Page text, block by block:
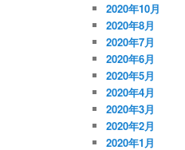
2020年10月
2020年8月
2020年7月
2020年6月
2020年5月
2020年4月
2020年3月
2020年2月
2020年1月